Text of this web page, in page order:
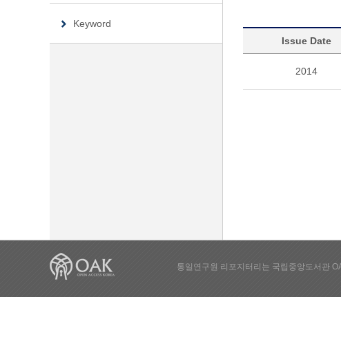
Keyword
Issue Date
2014
통일연구원 리포지터리는 국립중앙도서관